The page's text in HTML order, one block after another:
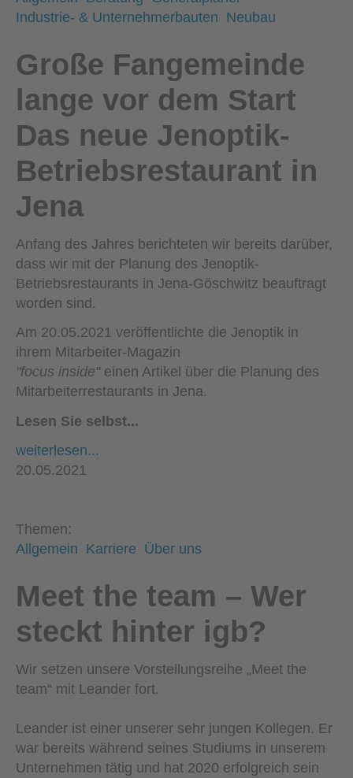
Industrie- & Unternehmerbauten Neubau
Große Fangemeinde
lange vor dem Start
Das neue Jenoptik-
Betriebsrestaurant in
Jena
Anfang des Jahres berichteten wir bereits darüber,
dass wir mit der Planung des Jenoptik-
Betriebsrestaurants in Jena-Göschwitz beauftragt
worden sind.
Am 20.05.2021 veröffentlichte die Jenoptik in
ihrem Mitarbeiter-Magazin
"focus inside"einen Artikel über die Planung des
Mitarbeiterrestaurants in Jena.
Lesen Sie selbst...
weiterlesen...
20.05.2021
Themen:
Allgemein Karriere Über uns
Meet the team – Wer
steckt hinter igb?
Wir setzen unsere Vorstellungsreihe „Meet the
team“ mit Leander fort.
Leander ist einer unserer sehr jungen Kollegen. Er
war bereits während seines Studiums in unserem
Unternehmen tätig und hat 2020 erfolgreich sein